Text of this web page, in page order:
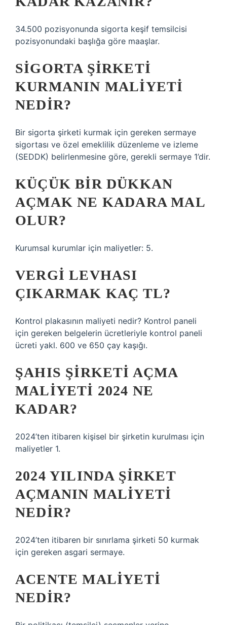
34.500 pozisyonunda sigorta keşif temsilcisi
pozisyonundaki başlığa göre maaşlar.
SIGORTA ŞIRKETI
KURMANIN MALIYETI
NEDIR?
Bir sigorta şirketi kurmak için gereken sermaye
sigortası ve özel emeklilik düzenleme ve izleme
(SEDDK) belirlenmesine göre, gerekli sermaye 1’dir.
KÜÇÜK BIR DÜKKAN
AÇMAK NE KADARA MAL
OLUR?
Kurumsal kurumlar için maliyetler: 5.
VERGI LEVHASI
ÇIKARMAK KAÇ TL?
Kontrol plakasının maliyeti nedir? Kontrol paneli
için gereken belgelerin ücretleriyle kontrol paneli
ücreti yakl. 600 ve 650 çay kaşığı.
ŞAHIS ŞIRKETI AÇMA
MALIYETI 2024 NE
KADAR?
2024’ten itibaren kişisel bir şirketin kurulması için
maliyetler 1.
2024 YILINDA ŞIRKET
AÇMANIN MALIYETI
NEDIR?
2024’ten itibaren bir sınırlama şirketi 50 kurmak
için gereken asgari sermaye.
ACENTE MALIYETI
NEDIR?